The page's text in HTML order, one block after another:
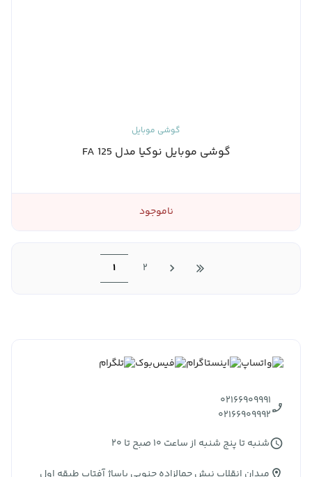
گوشی موبایل
گوشی موبایل نوکیا مدل 125 FA
ناموجود
1 2
02166909991
02166909992
شنبه تا پنج شنبه از ساعت 10 صبح تا 20